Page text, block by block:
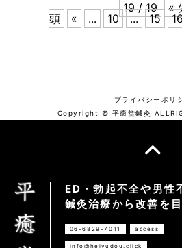
19 / 19
«
頭
« ... 10 ... 15
プライバシーポリ
Copyright © 平癒堂鍼灸
ED・勃起不全や男性
鍼灸治療から改善を
06-6829-7011 access
info@heiyudou.click